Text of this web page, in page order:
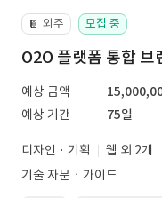
📔 외주 모집 중
O2O 플랫폼 통합
예상 금액
예상 기간
75일
디자인 · 기획
웹 외 2개
기술 자문ㆍ가이드